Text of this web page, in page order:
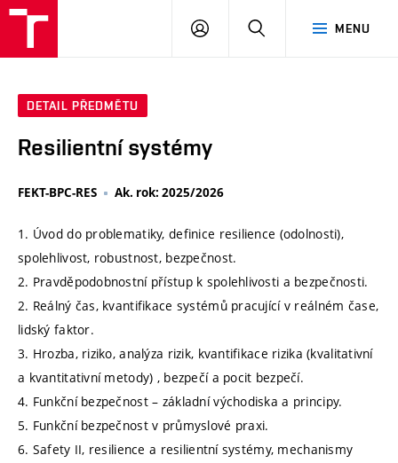
MENU
PŘIHLÁSIT
DETAIL PŘEDMĚTU
Resilientní systémy
FEKT-BPC-RES Ak. rok: 2025/2026
1. Úvod do problematiky, definice resilience (odolnosti),
spolehlivost, robustnost, bezpečnost.
2. Pravděpodobnostní přístup k spolehlivosti a bezpečnosti.
2. Reálný čas, kvantifikace systémů pracující v reálném čase,
lidský faktor.
3. Hrozba, riziko, analýza rizik, kvantifikace rizika (kvalitativní
a kvantitativní metody) , bezpečí a pocit bezpečí.
4. Funkční bezpečnost – základní východiska a principy.
5. Funkční bezpečnost v průmyslové praxi.
6. Safety II, resilience a resilientní systémy, mechanismy